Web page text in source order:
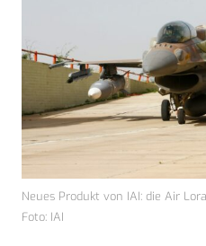
Neues Produkt von IAI: die Air
Foto: IAI